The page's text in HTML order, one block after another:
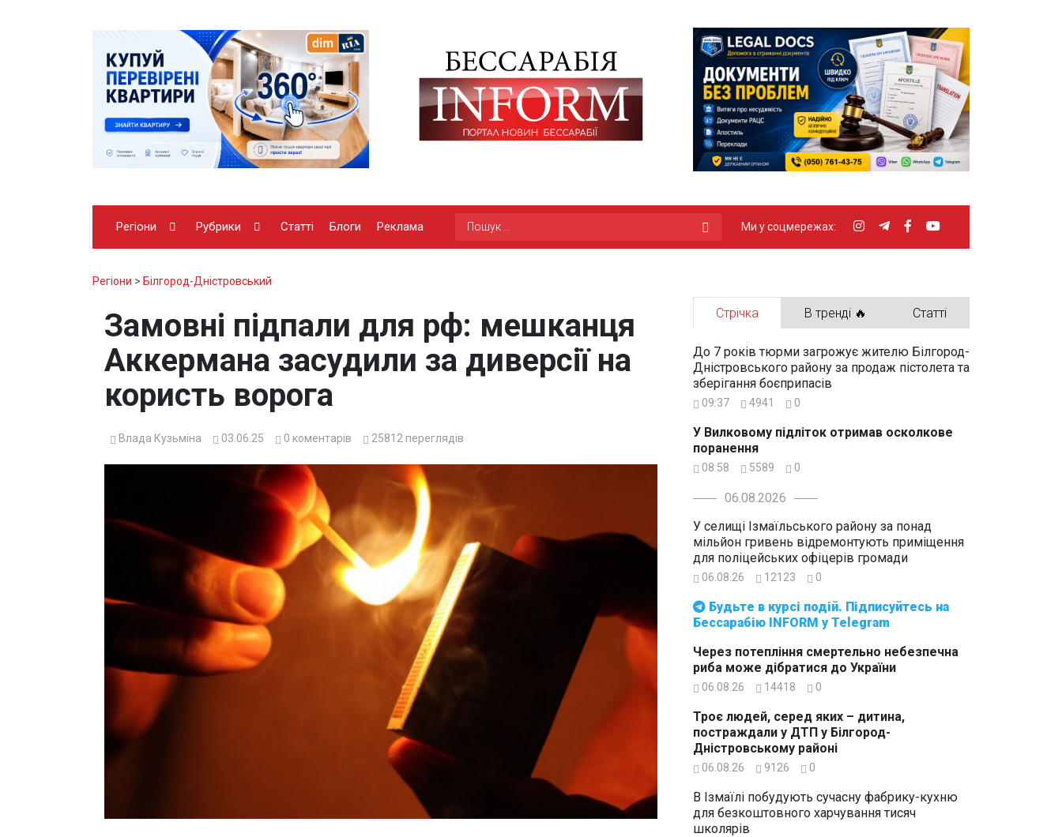
Регіони Рубрики Статті Блоги Реклама Ми у соцмережах:
Регіони > Білгород-Дністровський
Замовні підпали для рф: мешканця
Аккермана засудили за диверсії на
користь ворога
Влада Кузьміна 03.06.25 0 коментарів 25812 переглядів
Стрічка В тренді 🔥 Статті
Бессарабію INFORM у Telegram
До 7 років тюрми загрожує жителю Білгород-
Дністровського району за продаж пістолета та
зберігання боєприпасів
09:37 4941 0
У Вилковому підліток отримав осколкове
поранення
08:58 5589 0
06.08.2026
У селищі Ізмаїльського району за понад
мільйон гривень відремонтують приміщення
для поліцейських офіцерів громади
06.08.26 12123 0
Через потепління смертельно небезпечна
риба може дібратися до України
06.08.26 14418 0
Троє людей, серед яких – дитина,
постраждали у ДТП у Білгород-
Дністровському районі
06.08.26 9126 0
В Ізмаїлі побудують сучасну фабрику-кухню
для безкоштовного харчування тисяч
школярів